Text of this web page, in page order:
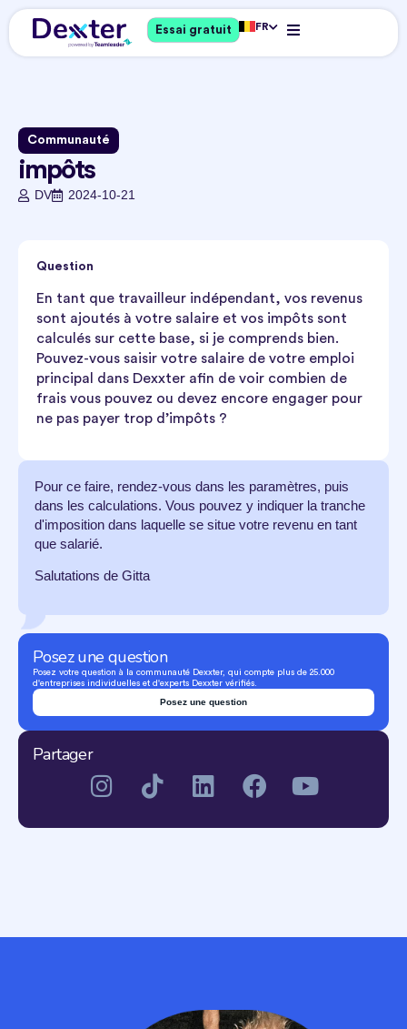
Essai gratuit FR
Communauté
impôts
DV 2024-10-21
Question
En tant que travailleur indépendant, vos revenus
sont ajoutés à votre salaire et vos impôts sont
calculés sur cette base, si je comprends bien.
Pouvez-vous saisir votre salaire de votre emploi
principal dans Dexxter afin de voir combien de
frais vous pouvez ou devez encore engager pour
ne pas payer trop d’impôts ?
Pour ce faire, rendez-vous dans les paramètres, puis
dans les calculations. Vous pouvez y indiquer la tranche
d'imposition dans laquelle se situe votre revenu en tant
que salarié.
Salutations de Gitta
Posez une question
Posez votre question à la communauté Dexxter, qui compte plus de 25.000
d'entreprises individuelles et d'experts Dexxter vérifiés.
Posez une question
Partager